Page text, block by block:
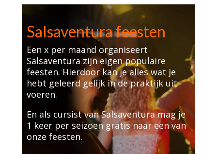
Salsaventura feesten
Een x per maand organiseert
Salsaventura zijn eigen populaire
feesten. Hierdoor kan je alles wat je
hebt geleerd gelijk in de praktijk uit
voeren.
En als cursist van Salsaventura mag je
1 keer per seizoen gratis naar een van
onze feesten.